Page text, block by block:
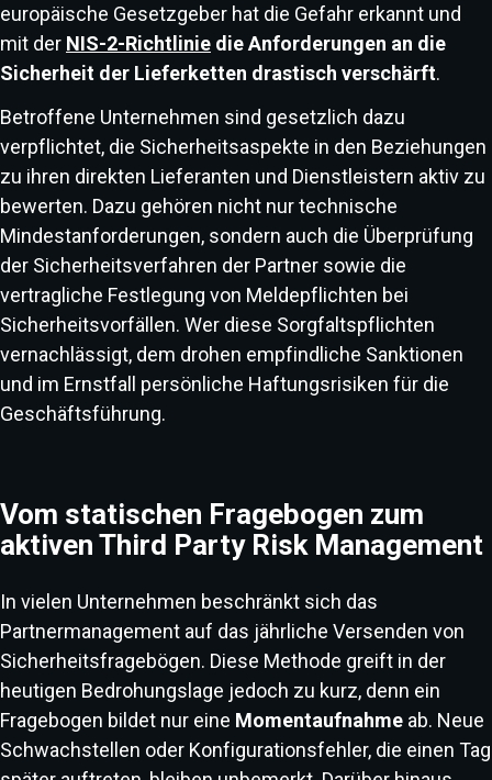
europäische Gesetzgeber hat die Gefahr erkannt und
mit der NIS-2-Richtlinie die Anforderungen an die
Sicherheit der Lieferketten drastisch verschärft.
Betroffene Unternehmen sind gesetzlich dazu
verpflichtet, die Sicherheitsaspekte in den Beziehungen
zu ihren direkten Lieferanten und Dienstleistern aktiv zu
bewerten. Dazu gehören nicht nur technische
Mindestanforderungen, sondern auch die Überprüfung
der Sicherheitsverfahren der Partner sowie die
vertragliche Festlegung von Meldepflichten bei
Sicherheitsvorfällen. Wer diese Sorgfaltspflichten
vernachlässigt, dem drohen empfindliche Sanktionen
und im Ernstfall persönliche Haftungsrisiken für die
Geschäftsführung.
Vom statischen Fragebogen zum
aktiven Third Party Risk Management
In vielen Unternehmen beschränkt sich das
Partnermanagement auf das jährliche Versenden von
Sicherheitsfragebögen. Diese Methode greift in der
heutigen Bedrohungslage jedoch zu kurz, denn ein
Fragebogen bildet nur eine Momentaufnahme ab. Neue
Schwachstellen oder Konfigurationsfehler, die einen Tag